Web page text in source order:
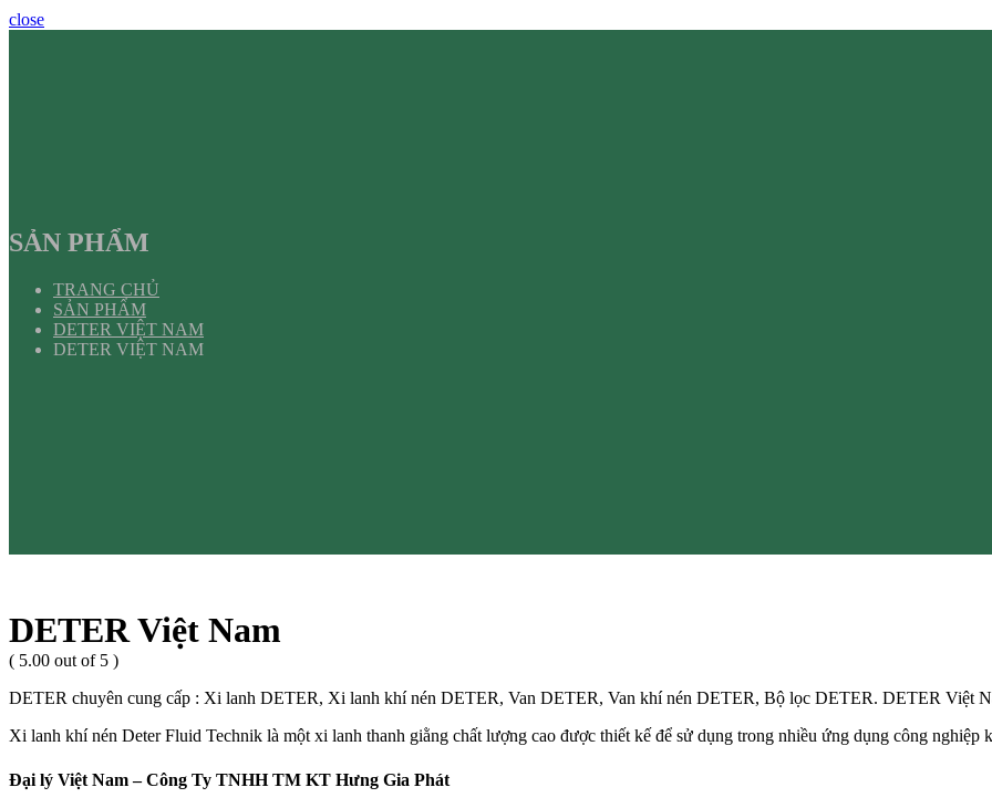
close
SẢN PHẨM
TRANG CHỦ
SẢN PHẨM
DETER VIỆT NAM
DETER VIỆT NAM
DETER Việt Nam
( 5.00 out of 5 )
DETER chuyên cung cấp : Xi lanh DETER, Xi lanh khí nén DETER, Van DETER, Van khí nén DETER, Bộ lọc DETER. DETER Việt
Xi lanh khí nén Deter Fluid Technik là một xi lanh thanh giằng chất lượng cao được thiết kế để sử dụng trong nhiều ứng dụng công nghiệp
Đại lý Việt Nam – Công Ty TNHH TM KT Hưng Gia Phát